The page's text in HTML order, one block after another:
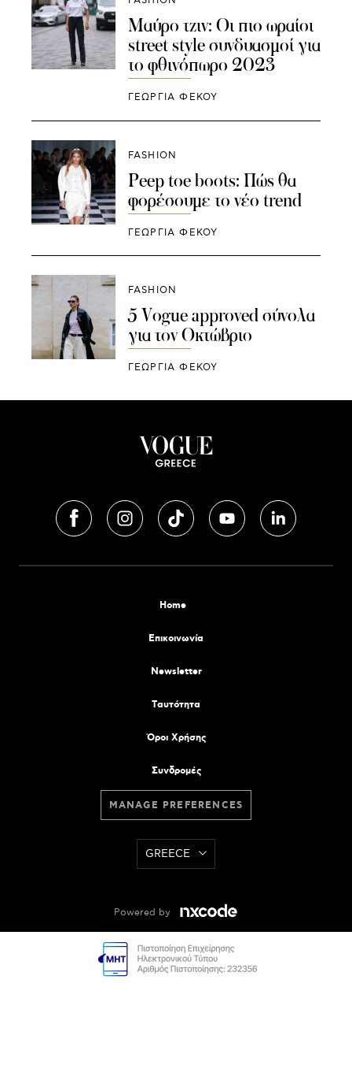
Μαύρο τζιν: Οι πιο ωραίοι
street style συνδυασμοί για
το φθινόπωρο 2023
ΓΕΩΡΓΙΑ ΦΕΚΟΥ
FASHION
Peep toe boots: Πώς θα
φορέσουμε το νέο trend
ΓΕΩΡΓΙΑ ΦΕΚΟΥ
FASHION
5 Vogue approved σύνολα
για τον Οκτώβριο
ΓΕΩΡΓΙΑ ΦΕΚΟΥ
Home
Επικοινωνία
Newsletter
Tαυτότητα
Όροι Χρήσης
Συνδρομές
MANAGE PREFERENCES
GREECE
Powered by